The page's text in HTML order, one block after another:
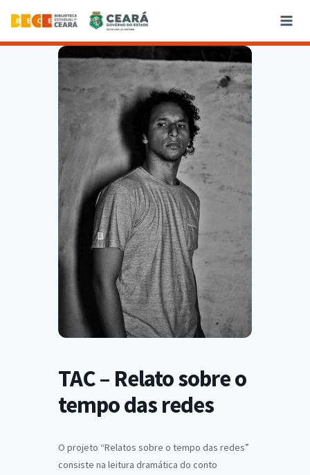
TAC – Relato sobre o
tempo das redes
O projeto “Relatos sobre o tempo das redes”
consiste na leitura dramática do conto